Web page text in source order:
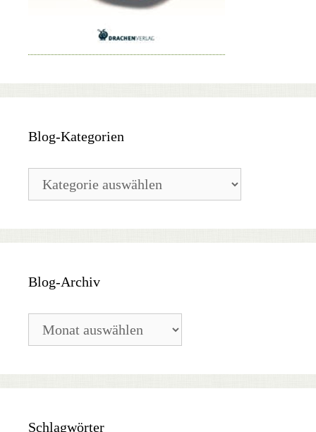
Blog-Kategorien
Kategorien
Blog-Archiv
Archiv
Schlagwörter